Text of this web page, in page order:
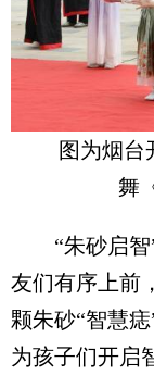
图为烟台
舞
“朱砂启智”
友们有序上前
颗朱砂“智慧
为孩子们开启